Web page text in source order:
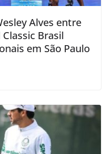
Alves entre
Brasil
em São Paulo